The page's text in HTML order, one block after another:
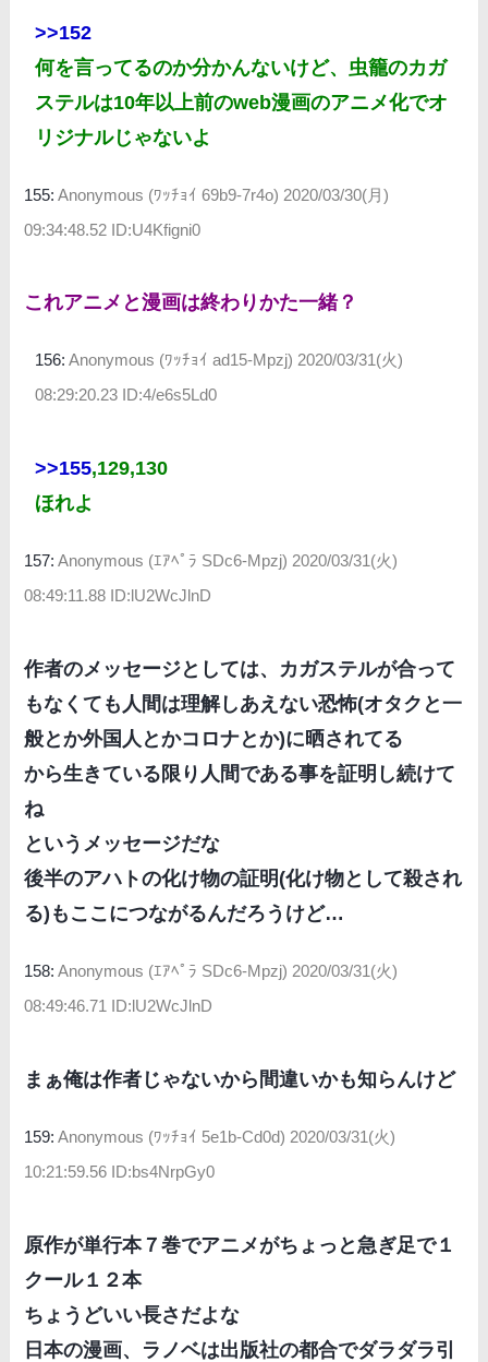
>>152
何を言ってるのか分かんないけど、虫籠のカガ
ステルは10年以上前のweb漫画のアニメ化でオ
リジナルじゃないよ
155:Anonymous (ﾜｯﾁｮｲ 69b9-7r4o) 2020/03/30(月)
09:34:48.52 ID:U4Kfigni0
これアニメと漫画は終わりかた一緒？
156:Anonymous (ﾜｯﾁｮｲ ad15-Mpzj) 2020/03/31(火)
08:29:20.23 ID:4/e6s5Ld0
>>155,129,130
ほれよ
157:Anonymous (ｴｱﾍﾟﾗ SDc6-Mpzj) 2020/03/31(火)
08:49:11.88 ID:lU2WcJlnD
作者のメッセージとしては、カガステルが合って
もなくても人間は理解しあえない恐怖(オタクと一
般とか外国人とかコロナとか)に晒されてる
から生きている限り人間である事を証明し続けて
ね
というメッセージだな
後半のアハトの化け物の証明(化け物として殺され
る)もここにつながるんだろうけど…
158:Anonymous (ｴｱﾍﾟﾗ SDc6-Mpzj) 2020/03/31(火)
08:49:46.71 ID:lU2WcJlnD
まぁ俺は作者じゃないから間違いかも知らんけど
159:Anonymous (ﾜｯﾁｮｲ 5e1b-Cd0d) 2020/03/31(火)
10:21:59.56 ID:bs4NrpGy0
原作が単行本７巻でアニメがちょっと急ぎ足で１
クール１２本
ちょうどいい長さだよな
日本の漫画、ラノベは出版社の都合でダラダラ引